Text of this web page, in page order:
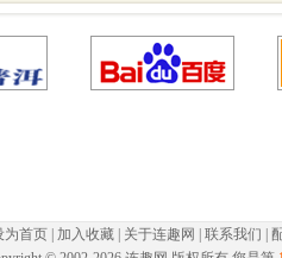
为首页 加入收藏 关于连趣网 联系我们